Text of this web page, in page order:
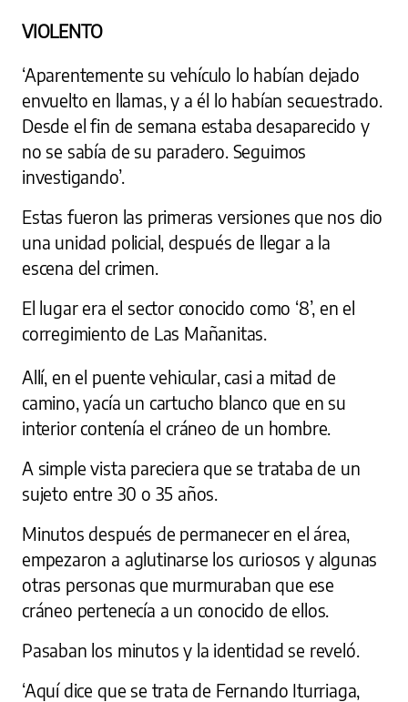
VIOLENTO
‘Aparentemente su vehículo lo habían dejado
envuelto en llamas, y a él lo habían secuestrado.
Desde el fin de semana estaba desaparecido y
no se sabía de su paradero. Seguimos
investigando’.
Estas fueron las primeras versiones que nos dio
una unidad policial, después de llegar a la
escena del crimen.
El lugar era el sector conocido como ‘8’, en el
corregimiento de Las Mañanitas.
Allí, en el puente vehicular, casi a mitad de
camino, yacía un cartucho blanco que en su
interior contenía el cráneo de un hombre.
A simple vista pareciera que se trataba de un
sujeto entre 30 o 35 años.
Minutos después de permanecer en el área,
empezaron a aglutinarse los curiosos y algunas
otras personas que murmuraban que ese
cráneo pertenecía a un conocido de ellos.
Pasaban los minutos y la identidad se reveló.
‘Aquí dice que se trata de Fernando Iturriaga,